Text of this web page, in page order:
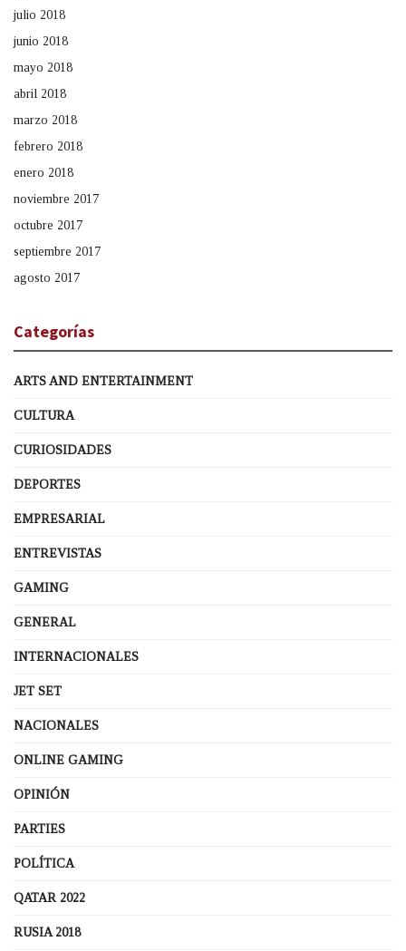
julio 2018
junio 2018
mayo 2018
abril 2018
marzo 2018
febrero 2018
enero 2018
noviembre 2017
octubre 2017
septiembre 2017
agosto 2017
Categorías
ARTS AND ENTERTAINMENT
CULTURA
CURIOSIDADES
DEPORTES
EMPRESARIAL
ENTREVISTAS
GAMING
GENERAL
INTERNACIONALES
JET SET
NACIONALES
ONLINE GAMING
OPINIÓN
PARTIES
POLÍTICA
QATAR 2022
RUSIA 2018